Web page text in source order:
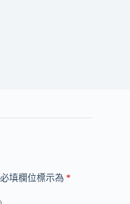
必填欄位標示為 *